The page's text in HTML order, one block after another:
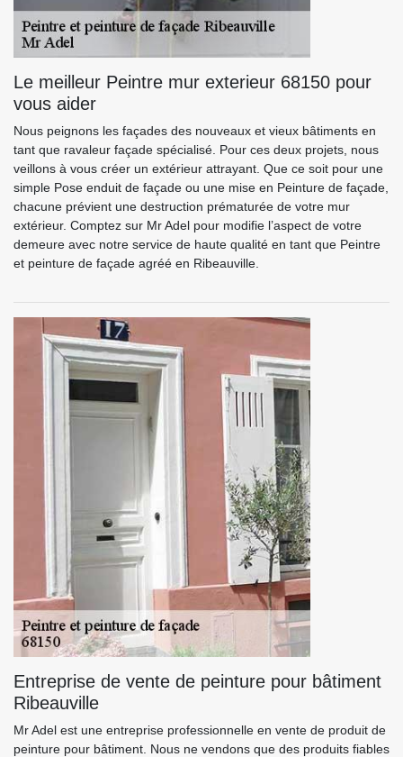
Le meilleur Peintre mur exterieur 68150 pour
vous aider
Nous peignons les façades des nouveaux et vieux bâtiments en
tant que ravaleur façade spécialisé. Pour ces deux projets, nous
veillons à vous créer un extérieur attrayant. Que ce soit pour une
simple Pose enduit de façade ou une mise en Peinture de façade,
chacune prévient une destruction prématurée de votre mur
extérieur. Comptez sur Mr Adel pour modifie l’aspect de votre
demeure avec notre service de haute qualité en tant que Peintre
et peinture de façade agréé en Ribeauville.
Entreprise de vente de peinture pour bâtiment
Ribeauville
Mr Adel est une entreprise professionnelle en vente de produit de
peinture pour bâtiment. Nous ne vendons que des produits fiables